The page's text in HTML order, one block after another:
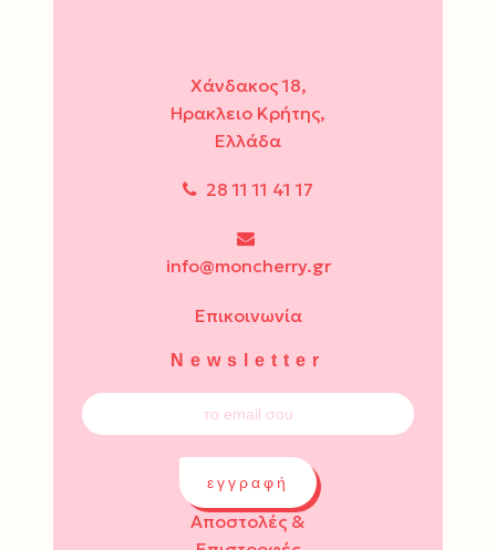
Χάνδακος 18,
Ηρακλειο Κρήτης,
Ελλάδα
28 11 11 41 17
info@moncherry.gr
Επικοινωνία
Newsletter
εγγραφή
Αποστολές &